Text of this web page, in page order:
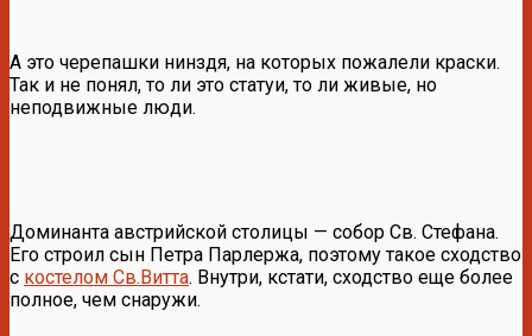
А это черепашки нинздя, на которых пожалели краски.
Так и не понял, то ли это статуи, то ли живые, но
неподвижные люди.
Доминанта австрийской столицы — собор Св. Стефана.
Его строил сын Петра Парлержа, поэтому такое сходство
с костелом Св.Витта. Внутри, кстати, сходство еще более
полное, чем снаружи.